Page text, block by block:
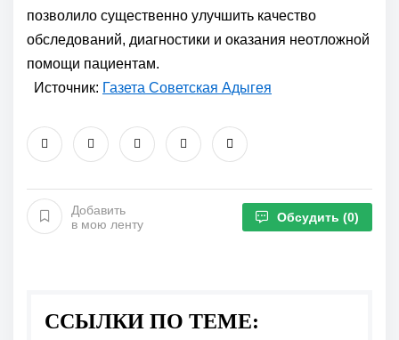
позволило существенно улучшить качество
обследований, диагностики и оказания неотложной
помощи пациентам.
Источник: Газета Советская Адыгея
Добавить
в мою ленту
Обсудить (0)
ССЫЛКИ ПО ТЕМЕ: